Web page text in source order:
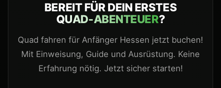
BEREIT FÜR DEIN ERSTES
QUAD-ABENTEUER?
Quad fahren für Anfänger Hessen jetzt buchen!
Mit Einweisung, Guide und Ausrüstung. Keine
Erfahrung nötig. Jetzt sicher starten!